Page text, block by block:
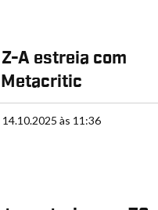
A estreia com
14.10.2025 às 11:36